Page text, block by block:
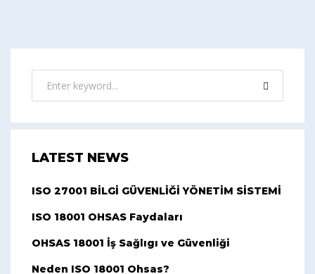
LATEST NEWS
ISO 27001 BİLGİ GÜVENLİĞİ YÖNETİM SİSTEMİ
ISO 18001 OHSAS Faydaları
OHSAS 18001 İş Sağlıgı ve Güvenliği
Neden ISO 18001 Ohsas?